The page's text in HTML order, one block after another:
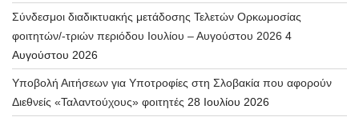
Σύνδεσμοι διαδικτυακής μετάδοσης Τελετών Ορκωμοσίας
φοιτητών/-τριών περιόδου Ιουλίου – Αυγούστου 2026 4
Αυγούστου 2026
Υποβολή Αιτήσεων για Υποτροφίες στη Σλοβακία που αφορούν
Διεθνείς «Ταλαντούχους» φοιτητές 28 Ιουλίου 2026